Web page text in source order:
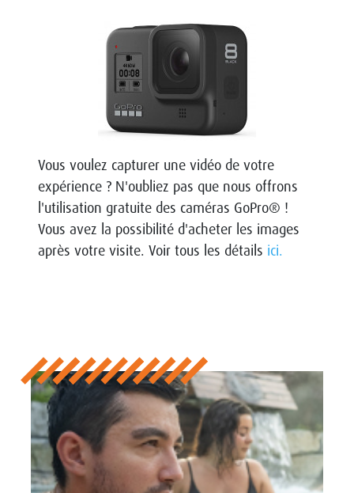
Vous voulez capturer une vidéo de votre
expérience ? N'oubliez pas que nous offrons
l'utilisation gratuite des caméras GoPro® !
Vous avez la possibilité d'acheter les images
après votre visite. Voir tous les détails ici.